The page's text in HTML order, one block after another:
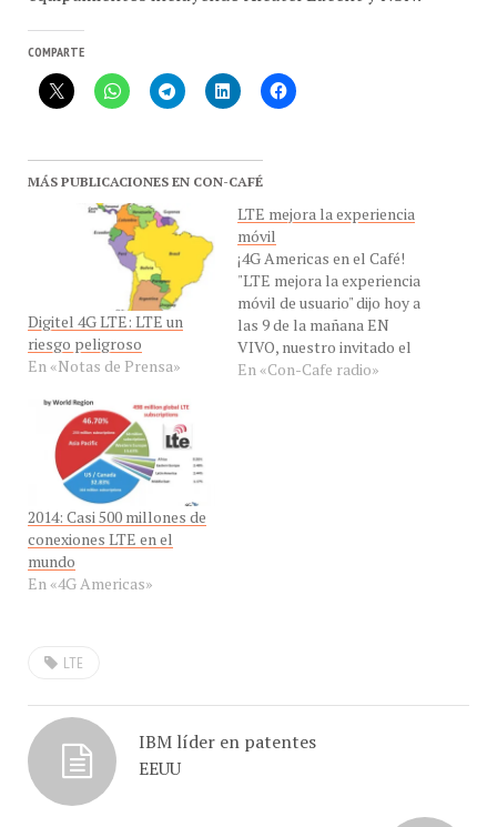
COMPARTE
MÁS PUBLICACIONES EN CON-CAFÉ
Digitel 4G LTE: LTE un
riesgo peligroso
En «Notas de Prensa»
LTE mejora la experiencia
móvil
¡4G Americas en el Café!
"LTE mejora la experiencia
móvil de usuario" dijo hoy a
las 9 de la mañana EN
VIVO, nuestro invitado el
Lic. Erasmo Rojas ,
En «Con-Cafe radio»
2014: Casi 500 millones de
conexiones LTE en el
mundo
En «4G Americas»
LTE
IBM líder en patentes
EEUU